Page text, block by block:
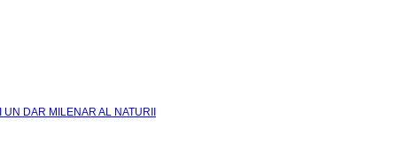
DAR MILENAR AL NATURII